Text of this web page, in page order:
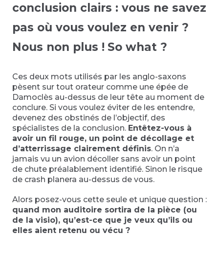
conclusion clairs : vous ne savez
pas où vous voulez en venir ?
Nous non plus ! So what ?
Ces deux mots utilisés par les anglo-saxons
pèsent sur tout orateur comme une épée de
Damoclès au-dessus de leur tête au moment de
conclure. Si vous voulez éviter de les entendre,
devenez des obstinés de l’objectif, des
spécialistes de la conclusion. Entêtez-vous à
avoir un fil rouge, un point de décollage et
d’atterrissage clairement définis. On n’a
jamais vu un avion décoller sans avoir un point
de chute préalablement identifié. Sinon le risque
de crash planera au-dessus de vous.
Alors posez-vous cette seule et unique question :
quand mon auditoire sortira de la pièce (ou
de la visio), qu’est-ce que je veux qu’ils ou
elles aient retenu ou vécu ?